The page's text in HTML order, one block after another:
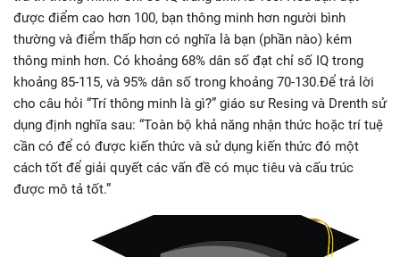
được điểm cao hơn 100, bạn thông minh hơn người bình
thường và điểm thấp hơn có nghĩa là bạn (phần nào) kém
thông minh hơn. Có khoảng 68% dân số đạt chỉ số IQ trong
khoảng 85-115, và 95% dân số trong khoảng 70-130.Để trả lời
cho câu hỏi “Trí thông minh là gì?” giáo sư Resing và Drenth sử
dụng định nghĩa sau: “Toàn bộ khả năng nhận thức hoặc trí tuệ
cần có để có được kiến thức và sử dụng kiến thức đó một
cách tốt để giải quyết các vấn đề có mục tiêu và cấu trúc
được mô tả tốt.”